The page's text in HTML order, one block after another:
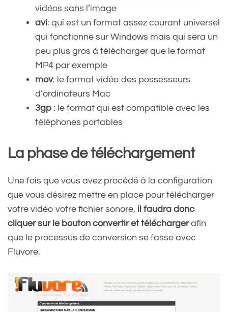
vidéos sans l’image
avi: qui est un format assez courant universel
qui fonctionne sur Windows mais qui sera un
peu plus gros à télécharger que le format
MP4 par exemple
mov: le format vidéo des possesseurs
d’ordinateurs Mac
3gp : le format qui est compatible avec les
téléphones portables
La phase de téléchargement
Une fois que vous avez procédé à la configuration
que vous désirez mettre en place pour télécharger
votre vidéo votre fichier sonore, il faudra donc
cliquer sur le bouton convertir et téléchargerafin
que le processus de conversion se fasse avec
Fluvore.